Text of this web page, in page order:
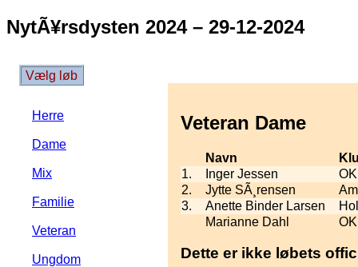
NytÃ¥rsdysten 2024 – 29-12-2024
Vælg løb
Herre
Dame
Mix
Familie
Veteran
Ungdom
Veteran Dame
Navn
1.
Inger Jessen
2.
Jytte SÃ¸rensen
3.
Anette Binder Larsen
Marianne Dahl
Dette er ikke løbets